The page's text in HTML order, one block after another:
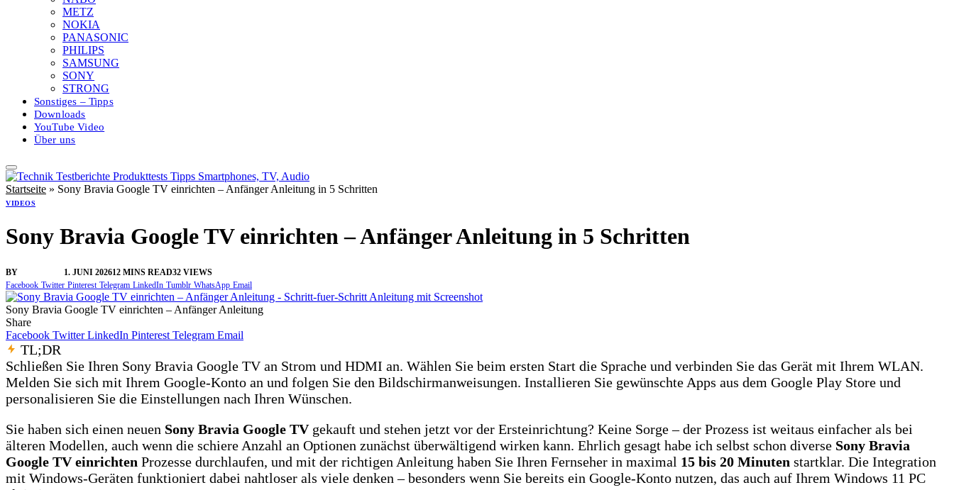
METZ
NOKIA
PANASONIC
PHILIPS
SAMSUNG
SONY
STRONG
Sonstiges – Tipps
Downloads
YouTube Video
Über uns
Startseite » Sony Bravia Google TV einrichten – Anfänger Anleitung in 5 Schritten
VIDEOS
Sony Bravia Google TV einrichten – Anfänger Anleitung in 5 Schritten
BY 1. JUNI 202612 MINS READ32 VIEWS
Facebook Twitter Pinterest Telegram LinkedIn Tumblr WhatsApp Email
Sony Bravia Google TV einrichten – Anfänger Anleitung
Share
Facebook Twitter LinkedIn Pinterest Telegram Email
TL;DR
Schließen Sie Ihren Sony Bravia Google TV an Strom und HDMI an. Wählen Sie beim ersten Start die Sprache und verbinden Sie das Gerät mit Ihrem WLAN.
Melden Sie sich mit Ihrem Google-Konto an und folgen Sie den Bildschirmanweisungen. Installieren Sie gewünschte Apps aus dem Google Play Store und
personalisieren Sie die Einstellungen nach Ihren Wünschen.
Sie haben sich einen neuen Sony Bravia Google TVgekauft und stehen jetzt vor der Ersteinrichtung? Keine Sorge – der Prozess ist weitaus einfacher als bei
älteren Modellen, auch wenn die schiere Anzahl an Optionen zunächst überwältigend wirken kann. Ehrlich gesagt habe ich selbst schon diverse Sony Bravia
Google TV einrichten Prozesse durchlaufen, und mit der richtigen Anleitung haben Sie Ihren Fernseher in maximal 15 bis 20 Minuten startklar. Die Integration
mit Windows-Geräten funktioniert dabei nahtloser als viele denken – besonders wenn Sie bereits ein Google-Konto nutzen, das auch auf Ihrem Windows 11 PC